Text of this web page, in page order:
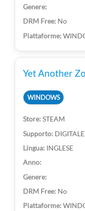
No
Yet Another
WINDOWS
STEAM
DIGITALE
INGLESE
No